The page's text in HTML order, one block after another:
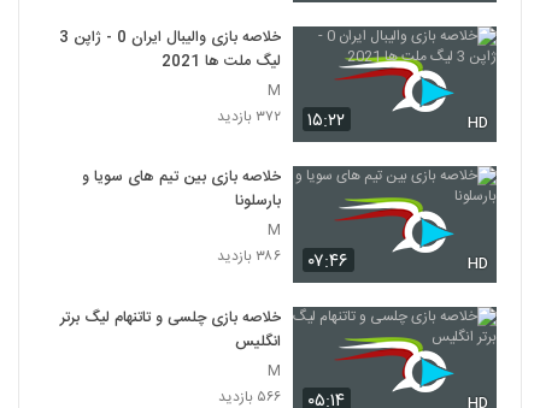
۱۵:۲۲ HD
خلاصه بازی والیبال ایران 0 - ژاپن 3
لیگ ملت ها 2021
M
۳۷۲ بازدید
۰۷:۴۶ HD
خلاصه بازی بین تیم های سویا و
بارسلونا
M
۳۸۶ بازدید
۰۵:۱۴
خلاصه بازی چلسی و تاتنهام لیگ برتر
انگلیس
M
۵۶۶ بازدید